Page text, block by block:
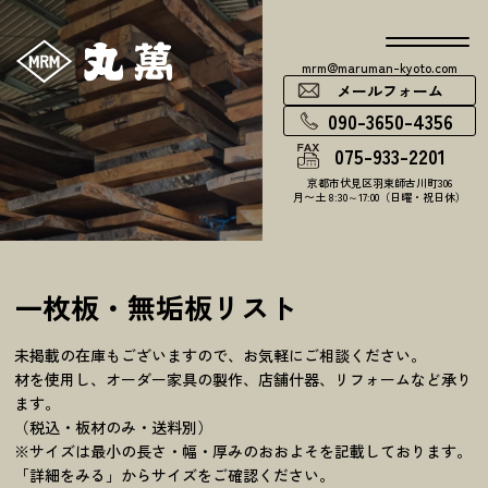
mrm@maruman-kyoto.com
メールフォーム
090-3650-4356
075-933-2201
京都市伏見区羽束師古川町306
月〜土 8:30～17:00（日曜・祝日休）
一枚板・無垢板リスト
未掲載の在庫もございますので、お気軽にご相談ください。
材を使用し、オーダー家具の製作、店舗什器、リフォームなど承り
ます。
（税込・板材のみ・送料別）
※サイズは最小の長さ・幅・厚みのおおよそを記載しております。
「詳細をみる」からサイズをご確認ください。